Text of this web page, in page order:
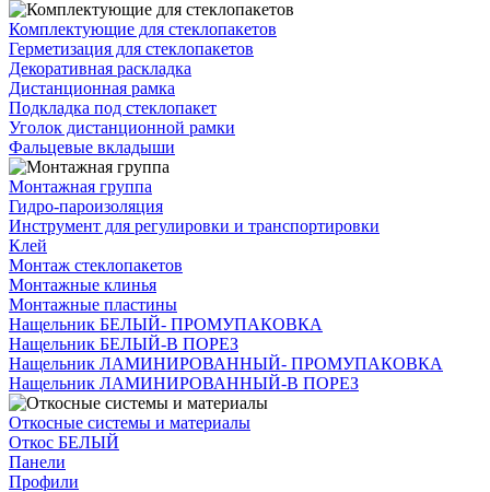
Комплектующие для стеклопакетов
Герметизация для стеклопакетов
Декоративная раскладка
Дистанционная рамка
Подкладка под стеклопакет
Уголок дистанционной рамки
Фальцевые вкладыши
Монтажная группа
Гидро-пароизоляция
Инструмент для регулировки и транспортировки
Клей
Монтаж стеклопакетов
Монтажные клинья
Монтажные пластины
Нащельник БЕЛЫЙ- ПРОМУПАКОВКА
Нащельник БЕЛЫЙ-В ПОРЕЗ
Нащельник ЛАМИНИРОВАННЫЙ- ПРОМУПАКОВКА
Нащельник ЛАМИНИРОВАННЫЙ-В ПОРЕЗ
Откосные системы и материалы
Откос БЕЛЫЙ
Панели
Профили